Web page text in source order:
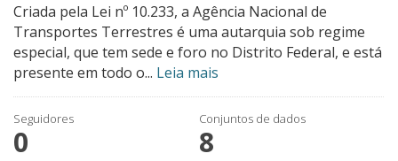
Criada pela Lei nº 10.233, a Agência Nacional de
Transportes Terrestres é uma autarquia sob regime
especial, que tem sede e foro no Distrito Federal, e está
presente em todo o... Leia mais
Seguidores
0
Conjuntos de dados
8